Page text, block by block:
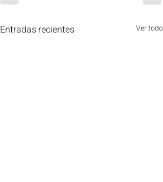
Entradas recientes Ver todo